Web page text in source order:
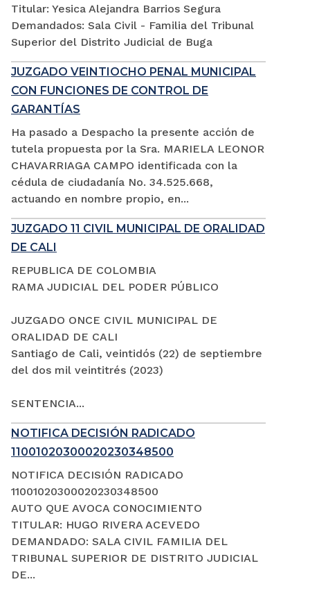
Titular: Yesica Alejandra Barrios Segura
Demandados: Sala Civil - Familia del Tribunal
Superior del Distrito Judicial de Buga
JUZGADO VEINTIOCHO PENAL MUNICIPAL
CON FUNCIONES DE CONTROL DE
GARANTÍAS
Ha pasado a Despacho la presente acción de
tutela propuesta por la Sra. MARIELA LEONOR
CHAVARRIAGA CAMPO identificada con la
cédula de ciudadanía No. 34.525.668,
actuando en nombre propio, en...
JUZGADO 11 CIVIL MUNICIPAL DE ORALIDAD
DE CALI
REPUBLICA DE COLOMBIA
RAMA JUDICIAL DEL PODER PÚBLICO
JUZGADO ONCE CIVIL MUNICIPAL DE
ORALIDAD DE CALI
Santiago de Cali, veintidós (22) de septiembre
del dos mil veintitrés (2023)
SENTENCIA...
NOTIFICA DECISIÓN RADICADO
11001020300020230348500
NOTIFICA DECISIÓN RADICADO
11001020300020230348500
AUTO QUE AVOCA CONOCIMIENTO
TITULAR: HUGO RIVERA ACEVEDO
DEMANDADO: SALA CIVIL FAMILIA DEL
TRIBUNAL SUPERIOR DE DISTRITO JUDICIAL
DE...